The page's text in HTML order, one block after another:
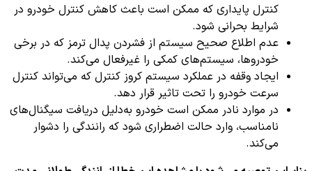
کنترل پایداری که ممکن است باعث کاهش کنترل خودرو در
شرایط بحرانی شود.
عدم اطلاع صحیح سیستم از فشردن پدال ترمز که در برخی
خودروها، سیستم‌های کمکی را غیرفعال می‌کند.
ایجاد وقفه در عملکرد سیستم کروز کنترل که می‌تواند کنترل
سرعت خودرو را تحت تاثیر قرار دهد.
در موارد نادر ممکن است خودرو به‌دلیل دریافت سیگنال‌های
نامناسب، وارد حالت اضطراری شود که رانندگی را دشوار
می‌کند.